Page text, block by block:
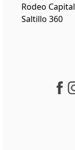
Rodeo Capital
Saltillo 360